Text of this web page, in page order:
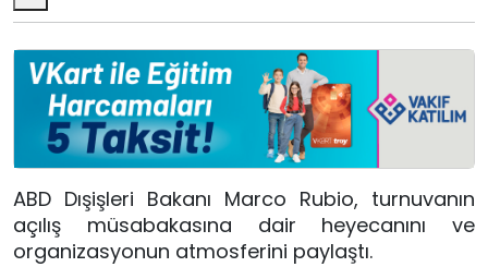
ABD Dışişleri Bakanı Marco Rubio, turnuvanın
açılış müsabakasına dair heyecanını ve
organizasyonun atmosferini paylaştı.